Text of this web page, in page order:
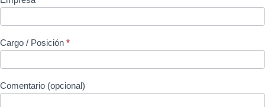
Cargo / Posición *
Comentario (opcional)